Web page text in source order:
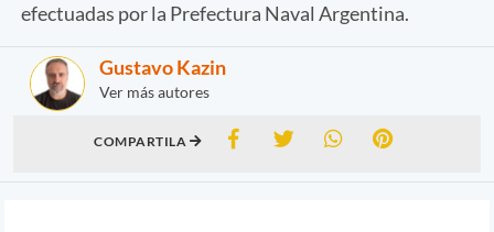
efectuadas por la Prefectura Naval Argentina.
Gustavo Kazin
Ver más autores
COMPARTILA